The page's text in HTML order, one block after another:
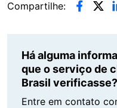
Compartilhe:
Há alguma
que o serviço de
Brasil verificasse?
Entre em contato